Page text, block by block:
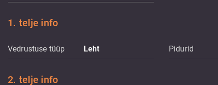
1. telje info
Vedrustuse tüüp Leht Pidurid
2. telje info